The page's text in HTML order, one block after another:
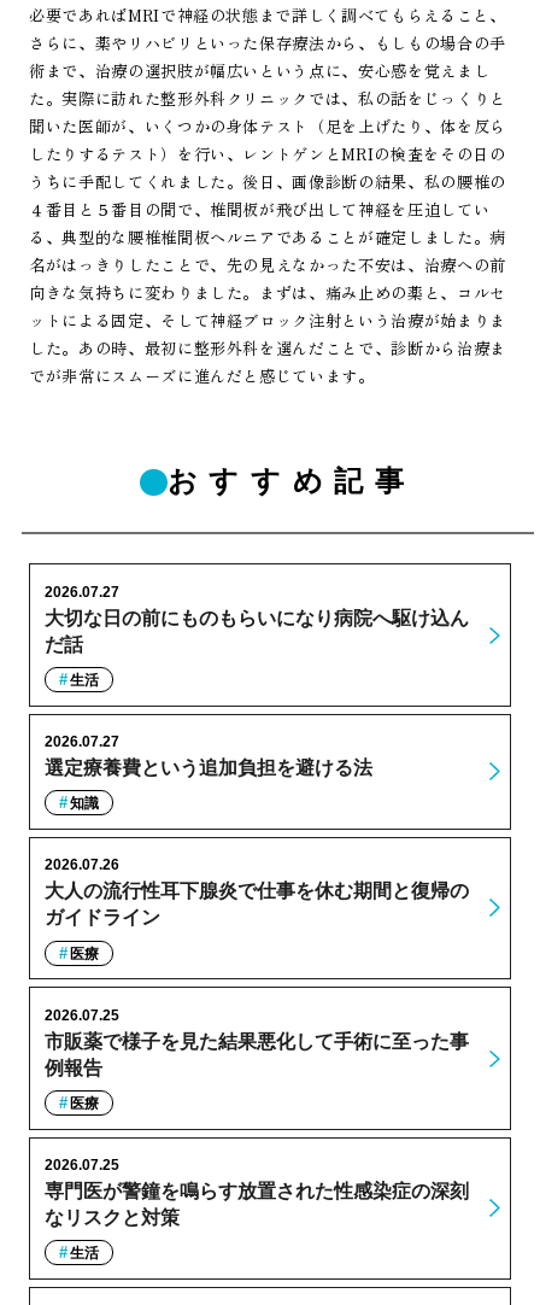
必要であればMRIで神経の状態まで詳しく調べてもらえること、
さらに、薬やリハビリといった保存療法から、もしもの場合の手
術まで、治療の選択肢が幅広いという点に、安心感を覚えまし
た。実際に訪れた整形外科クリニックでは、私の話をじっくりと
聞いた医師が、いくつかの身体テスト（足を上げたり、体を反ら
したりするテスト）を行い、レントゲンとMRIの検査をその日の
うちに手配してくれました。後日、画像診断の結果、私の腰椎の
４番目と５番目の間で、椎間板が飛び出して神経を圧迫してい
る、典型的な腰椎椎間板ヘルニアであることが確定しました。病
名がはっきりしたことで、先の見えなかった不安は、治療への前
向きな気持ちに変わりました。まずは、痛み止めの薬と、コルセ
ットによる固定、そして神経ブロック注射という治療が始まりま
した。あの時、最初に整形外科を選んだことで、診断から治療ま
でが非常にスムーズに進んだと感じています。
おすすめ記事
大切な日の前にものもらいになり病院へ駆け込ん
だ話
2026.07.27
生活
選定療養費という追加負担を避ける法
2026.07.27
知識
大人の流行性耳下腺炎で仕事を休む期間と復帰の
ガイドライン
2026.07.26
医療
市販薬で様子を見た結果悪化して手術に至った事
例報告
2026.07.25
医療
専門医が警鐘を鳴らす放置された性感染症の深刻
なリスクと対策
2026.07.25
生活